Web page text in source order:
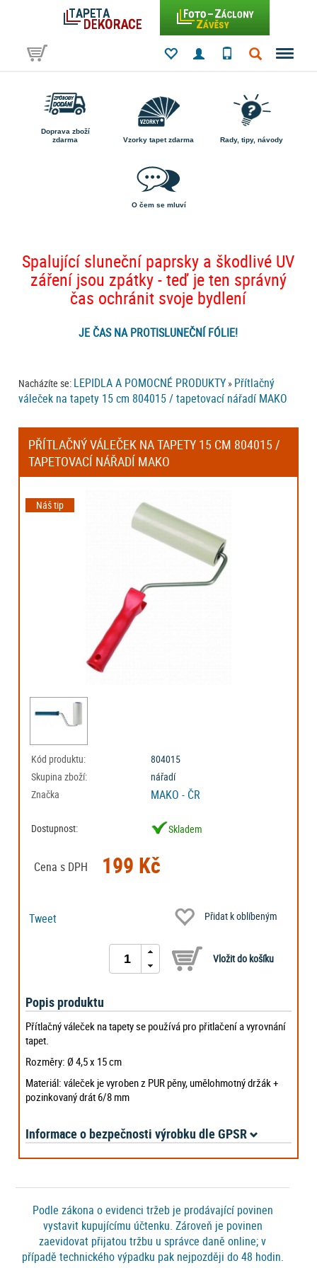
Doprava zboží
zdarma
Vzorky tapet zdarma Rady, tipy, návody
O čem se mluví
Spalující sluneční paprsky a škodlivé UV
záření jsou zpátky - teď je ten správný
čas ochránit svoje bydlení
JE ČAS NA PROTISLUNEČNÍ FÓLIE!
Nacházíte se: LEPIDLA A POMOCNÉ PRODUKTY » Přítlačný
váleček na tapety 15 cm 804015 / tapetovací nářadí MAKO
PŘÍTLAČNÝ VÁLEČEK NA TAPETY 15 CM 804015 /
TAPETOVACÍ NÁŘADÍ MAKO
Náš tip
Kód produktu:
804015
Skupina zboží:
nářadí
Značka
MAKO - ČR
Dostupnost: Skladem
Cena s DPH 199 Kč
Tweet Přidat k oblíbeným
Popis produktu
Přítlačný váleček na tapety se používá pro přitlačení a vyrovnání
tapet.
Rozměry: Ø 4,5 x 15 cm
Materiál: váleček je vyroben z PUR pěny, umělohmotný držák +
pozinkovaný drát 6/8 mm
Informace o bezpečnosti výrobku dle GPSR
Podle zákona o evidenci tržeb je prodávající povinen
vystavit kupujícímu účtenku. Zároveň je povinen
zaevidovat přijatou tržbu u správce daně online; v
případě technického výpadku pak nejpozději do 48 hodin.